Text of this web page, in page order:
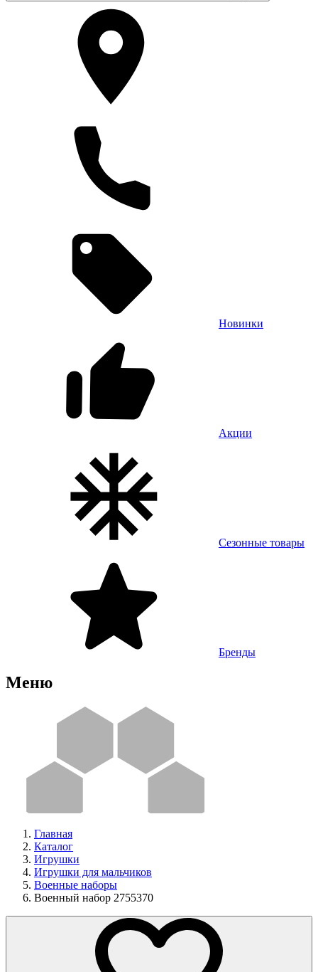
Новинки
Акции
Сезонные товары
Бренды
Меню
Главная
Каталог
Игрушки
Игрушки для мальчиков
Военные наборы
Военный набор 2755370